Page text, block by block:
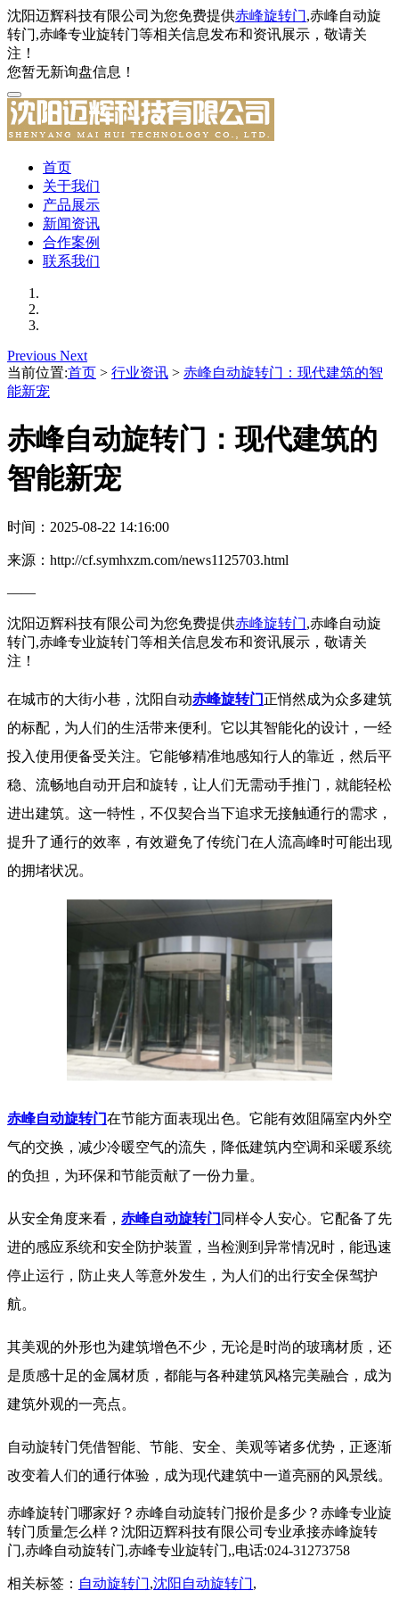
沈阳迈辉科技有限公司为您免费提供赤峰旋转门,赤峰自动旋
转门,赤峰专业旋转门等相关信息发布和资讯展示，敬请关
注！
您暂无新询盘信息！
首页
关于我们
产品展示
新闻资讯
合作案例
联系我们
Previous Next
当前位置:首页 > 行业资讯 > 赤峰自动旋转门：现代建筑的智
能新宠
赤峰自动旋转门：现代建筑的
智能新宠
时间：2025-08-22 14:16:00
来源：http://cf.symhxzm.com/news1125703.html
——
沈阳迈辉科技有限公司为您免费提供赤峰旋转门,赤峰自动旋
转门,赤峰专业旋转门等相关信息发布和资讯展示，敬请关
注！
在城市的大街小巷，沈阳自动赤峰旋转门 正悄然成为众多建筑
的标配，为人们的生活带来便利。它以其智能化的设计，一经
投入使用便备受关注。它能够精准地感知行人的靠近，然后平
稳、流畅地自动开启和旋转，让人们无需动手推门，就能轻松
进出建筑。这一特性，不仅契合当下追求无接触通行的需求，
提升了通行的效率，有效避免了传统门在人流高峰时可能出现
的拥堵状况。
赤峰自动旋转门在节能方面表现出色。它能有效阻隔室内外空
气的交换，减少冷暖空气的流失，降低建筑内空调和采暖系统
的负担，为环保和节能贡献了一份力量。
从安全角度来看， 赤峰自动旋转门 同样令人安心。它配备了先
进的感应系统和安全防护装置，当检测到异常情况时，能迅速
停止运行，防止夹人等意外发生，为人们的出行安全保驾护
航。
其美观的外形也为建筑增色不少，无论是时尚的玻璃材质，还
是质感十足的金属材质，都能与各种建筑风格完美融合，成为
建筑外观的一亮点。
自动旋转门凭借智能、节能、安全、美观等诸多优势，正逐渐
改变着人们的通行体验，成为现代建筑中一道亮丽的风景线。
赤峰旋转门哪家好？赤峰自动旋转门报价是多少？赤峰专业旋
转门质量怎么样？沈阳迈辉科技有限公司专业承接赤峰旋转
门,赤峰自动旋转门,赤峰专业旋转门,,电话:024-31273758
相关标签： 自动旋转门,沈阳自动旋转门,